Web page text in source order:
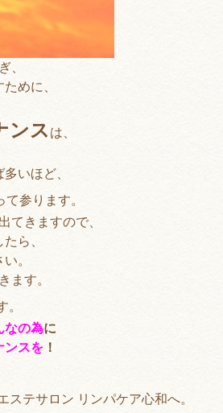
、
めに、
ンス は、
いほど、
参ります。
てきますので、
ら、
。
ます。
。
なの為に
ンスを ！
テサロン リンパケア心和へ。